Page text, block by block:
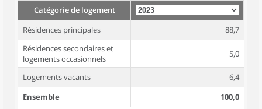
Catégorie de logement
Résidences principales
88,7
Résidences secondaires et
logements occasionnels
5,0
Logements vacants
6,4
Ensemble
100,0